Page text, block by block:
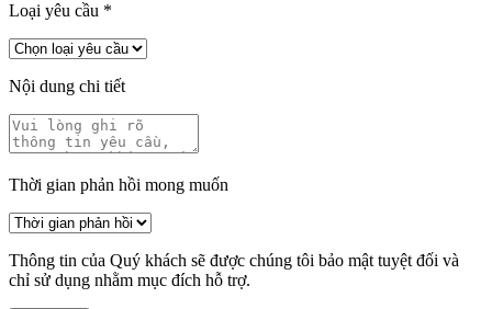
Loại yêu cầu *
Nội dung chi tiết
Thời gian phản hồi mong muốn
Thông tin của Quý khách sẽ được chúng tôi bảo mật tuyệt đối và
chỉ sử dụng nhằm mục đích hỗ trợ.